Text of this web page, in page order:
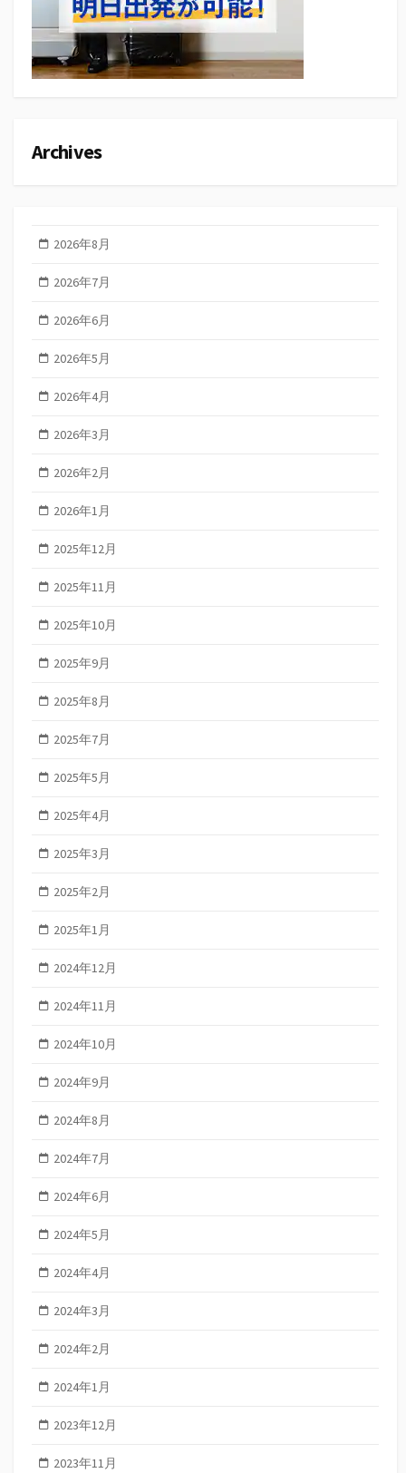
Archives
2026年8月
2026年7月
2026年6月
2026年5月
2026年4月
2026年3月
2026年2月
2026年1月
2025年12月
2025年11月
2025年10月
2025年9月
2025年8月
2025年7月
2025年5月
2025年4月
2025年3月
2025年2月
2025年1月
2024年12月
2024年11月
2024年10月
2024年9月
2024年8月
2024年7月
2024年6月
2024年5月
2024年4月
2024年3月
2024年2月
2024年1月
2023年12月
2023年11月